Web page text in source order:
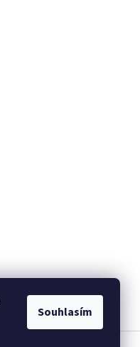
Souhlasím